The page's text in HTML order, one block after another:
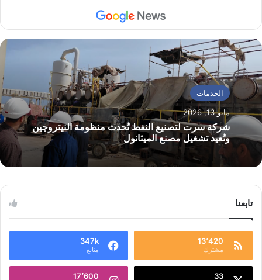
الخدمات
مايو 13, 2026
شركة سرت لتصنيع النفط تُحدث منظومة النيتروجين
وتُعيد تشغيل مصنع الميثانول
تابعنا
13٬420
مشترك
347k
متابع
33 17٬600